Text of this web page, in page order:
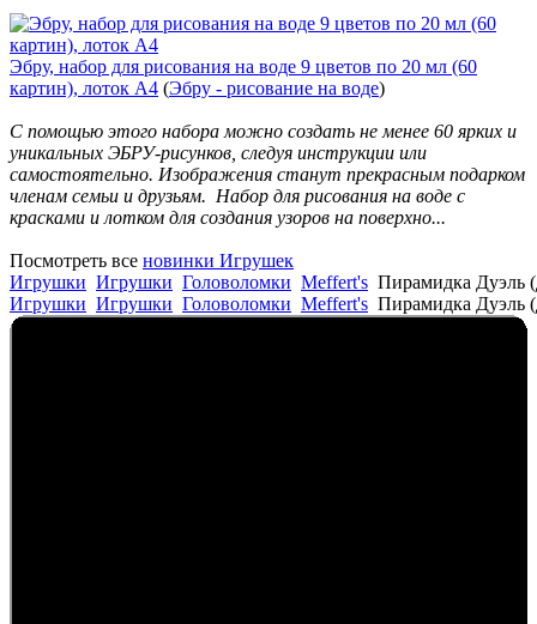
Эбру, набор для рисования на воде 9 цветов по 20 мл (60
картин), лоток А4 (Эбру - рисование на воде)
С помощью этого набора можно создать не менее 60 ярких и
уникальных ЭБРУ-рисунков, следуя инструкции или
самостоятельно. Изображения станут прекрасным подарком
членам семьи и друзьям. Набор для рисования на воде с
красками и лотком для создания узоров на поверхно...
Посмотреть все новинки Игрушек
Игрушки Игрушки Головоломки Meffert's Пирамидка Дуэль
Игрушки Игрушки Головоломки Meffert's Пирамидка Дуэль